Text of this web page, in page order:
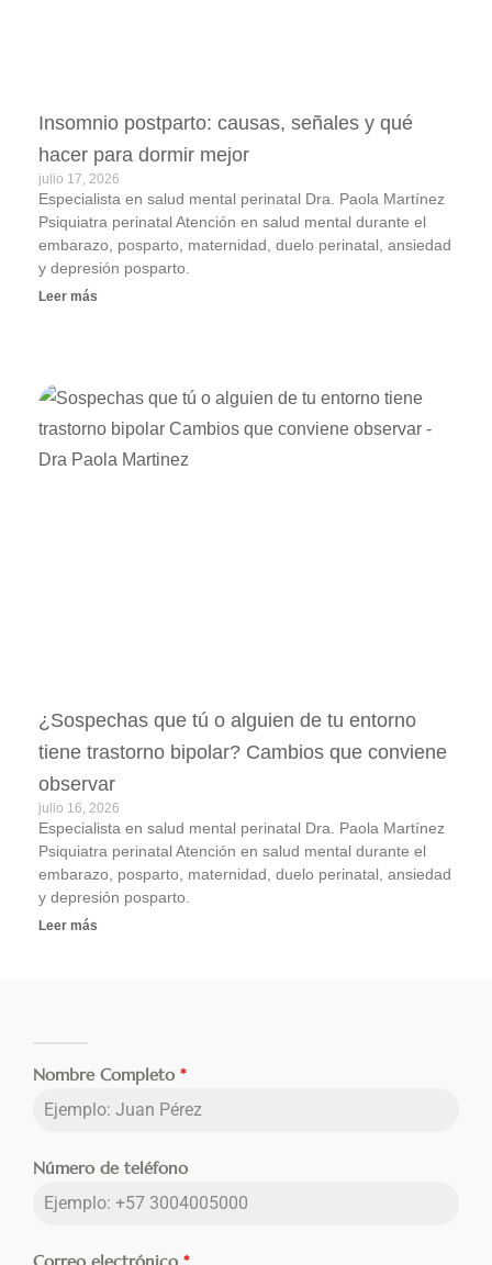
Insomnio postparto: causas, señales y qué
hacer para dormir mejor
julio 17, 2026
Especialista en salud mental perinatal Dra. Paola Martínez
Psiquiatra perinatal Atención en salud mental durante el
embarazo, posparto, maternidad, duelo perinatal, ansiedad
y depresión posparto.
Leer más
¿Sospechas que tú o alguien de tu entorno
tiene trastorno bipolar? Cambios que conviene
observar
julio 16, 2026
Especialista en salud mental perinatal Dra. Paola Martínez
Psiquiatra perinatal Atención en salud mental durante el
embarazo, posparto, maternidad, duelo perinatal, ansiedad
y depresión posparto.
Leer más
Nombre Completo *
Número de teléfono
Correo electrónico *